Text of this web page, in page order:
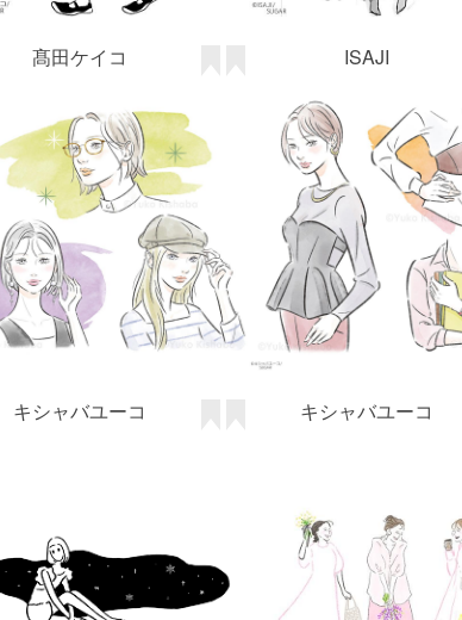
髙田ケイコ ISAJI
キシャバユーコ キシャバユーコ